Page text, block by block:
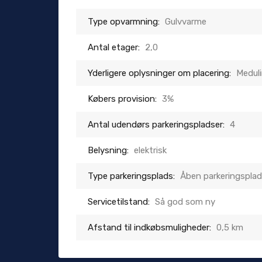
Type opvarmning: Gulvvarme
Antal etager: 2,0
Yderligere oplysninger om placering:
Købers provision: 3%
Antal udendørs parkeringspladser: 4
Belysning: elektrisk
Type parkeringsplads: Åben
Servicetilstand: Så god som ny
Afstand til indkøbsmuligheder: 0,5 km